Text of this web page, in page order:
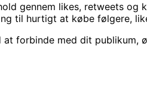
gennem likes, retweets
til hurtigt at købe følgere,
forbinde med dit